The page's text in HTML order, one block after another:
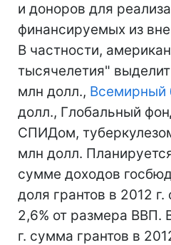
и доноров для
финансируемых из
В частности,
тысячелетия"
млн долл., Всемирный
долл., Глобальный
СПИДом,
млн долл.
сумме доходов
доля грантов в 2012 г.
2,6% от размера ВВП.
г. сумма грантов в